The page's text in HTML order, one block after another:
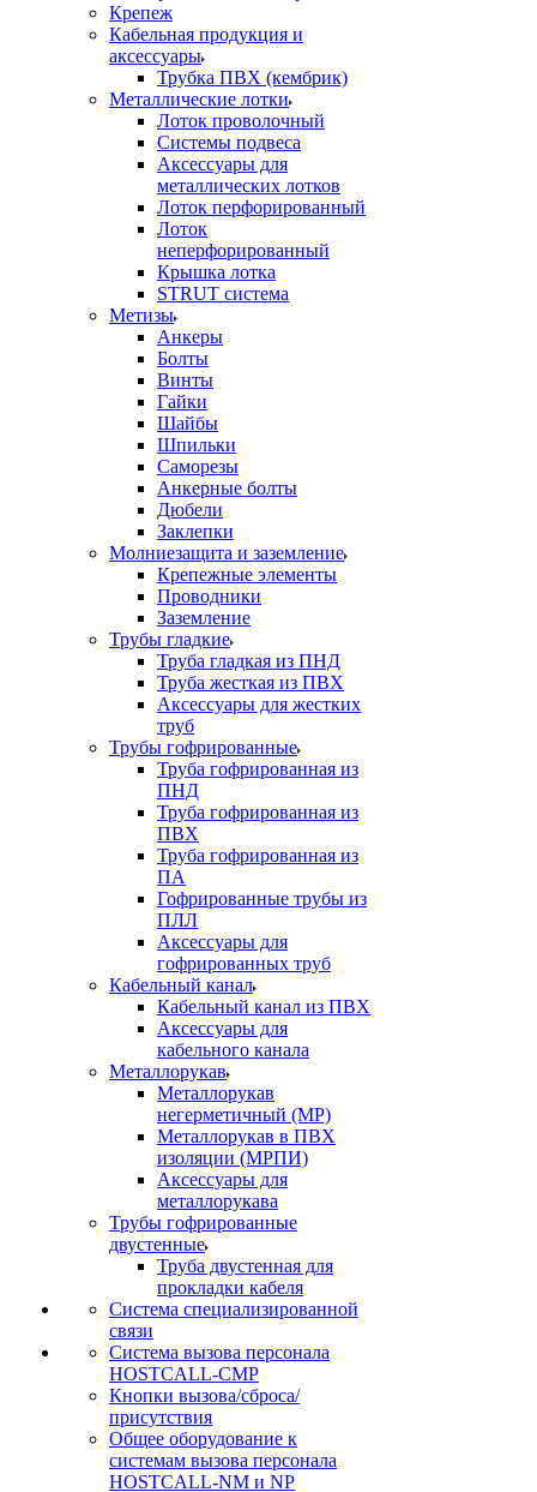
Крепеж
Кабельная продукция и
аксессуары
Трубка ПВХ (кембрик)
Металлические лотки
Лоток проволочный
Системы подвеса
Аксессуары для
металлических лотков
Лоток перфорированный
Лоток
неперфорированный
Крышка лотка
STRUT система
Метизы
Анкеры
Болты
Винты
Гайки
Шайбы
Шпильки
Саморезы
Анкерные болты
Дюбели
Заклепки
Молниезащита и заземление
Крепежные элементы
Проводники
Заземление
Трубы гладкие
Труба гладкая из ПНД
Труба жесткая из ПВХ
Аксессуары для жестких
труб
Трубы гофрированные
Труба гофрированная из
ПНД
Труба гофрированная из
ПВХ
Труба гофрированная из
ПА
Гофрированные трубы из
ПЛЛ
Аксессуары для
гофрированных труб
Кабельный канал
Кабельный канал из ПВХ
Аксессуары для
кабельного канала
Металлорукав
Металлорукав
негерметичный (МР)
Металлорукав в ПВХ
изоляции (МРПИ)
Аксессуары для
металлорукава
Трубы гофрированные
двустенные
Труба двустенная для
прокладки кабеля
Система специализированной
связи
Cистема вызова персонала
HOSTCALL-CMP
Кнопки вызова/сброса/
присутствия
Общее оборудование к
системам вызова персонала
HOSTCALL-NM и NP